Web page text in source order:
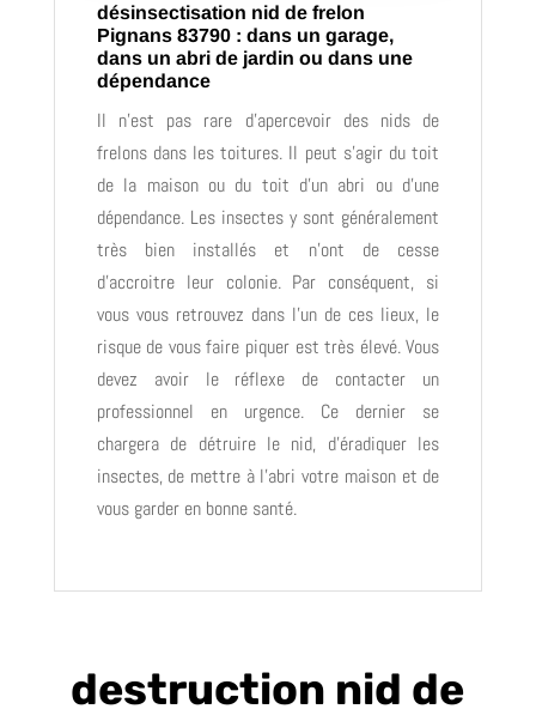
désinsectisation nid de frelon
Pignans 83790 : dans un garage,
dans un abri de jardin ou dans une
dépendance
Il n’est pas rare d’apercevoir des nids de
frelons dans les toitures. Il peut s’agir du toit
de la maison ou du toit d’un abri ou d’une
dépendance. Les insectes y sont généralement
très bien installés et n’ont de cesse
d’accroitre leur colonie. Par conséquent, si
vous vous retrouvez dans l’un de ces lieux, le
risque de vous faire piquer est très élevé. Vous
devez avoir le réflexe de contacter un
professionnel en urgence. Ce dernier se
chargera de détruire le nid, d’éradiquer les
insectes, de mettre à l’abri votre maison et de
vous garder en bonne santé.
destruction nid de